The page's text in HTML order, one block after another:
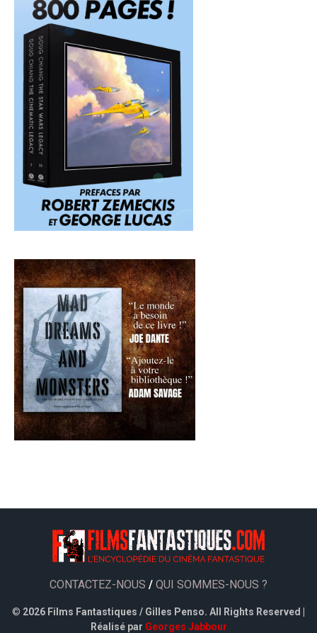
CONTACTEZ-NOUS / QUI SOMMES-NOUS ?
© 2026 Films Fantastiques / Gilles Penso. All Rights Reserved |
Réalisé par Georges Jabbour